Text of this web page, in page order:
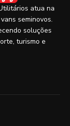
atua na
seminovos.
soluções
turismo e